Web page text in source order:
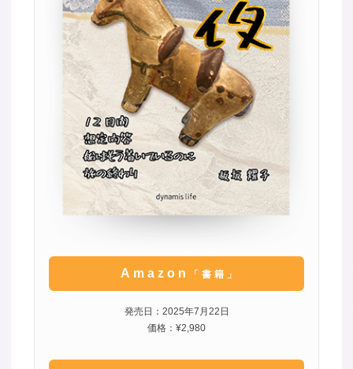
Amazon 「書籍」
発売日：2025年7月22日
価格：¥2,980